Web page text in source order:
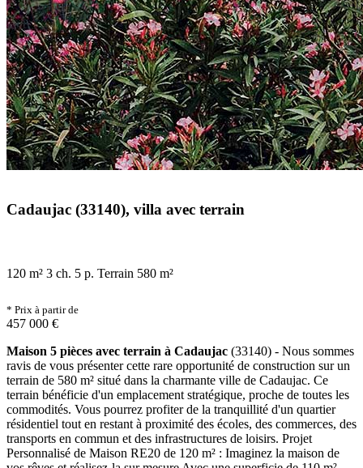
Cadaujac (33140), villa avec terrain
120 m² 3 ch. 5 p. Terrain 580 m²
* Prix à partir de
457 000 €
Maison 5 pièces avec terrain à Cadaujac (33140) - Nous sommes
ravis de vous présenter cette rare opportunité de construction sur un
terrain de 580 m² situé dans la charmante ville de Cadaujac. Ce
terrain bénéficie d'un emplacement stratégique, proche de toutes les
commodités. Vous pourrez profiter de la tranquillité d'un quartier
résidentiel tout en restant à proximité des écoles, des commerces, des
transports en commun et des infrastructures de loisirs. Projet
Personnalisé de Maison RE20 de 120 m² : Imaginez la maison de